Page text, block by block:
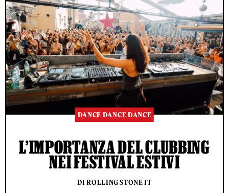
DANCE DANCE DANCE
L’IMPORTANZA DEL CLUBBING
NEI FESTIVAL ESTIVI
DI ROLLING STONE IT